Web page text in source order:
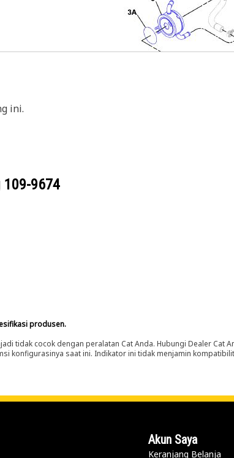
ini.
109-9674
produsen.
tidak cocok dengan peralatan Cat Anda. Hubungi Dealer Cat
konfigurasinya saat ini. Indikator ini tidak menjamin
Akun Saya
Keranjang Belanja